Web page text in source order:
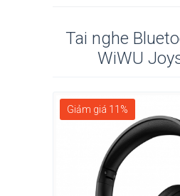
Tai nghe
WiWU
Giảm giá 11%